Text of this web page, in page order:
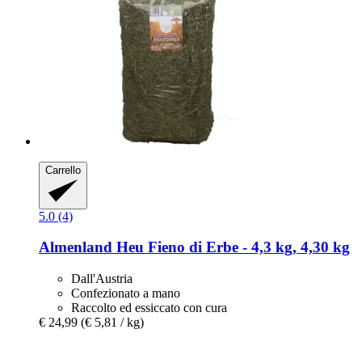
Carrello
5.0 (4)
Almenland Heu Fieno di Erbe -​ 4,3 kg, 4,30 kg
Dall'Austria
Confezionato a mano
Raccolto ed essiccato con cura
€ 24,99 (€ 5,81 / kg)